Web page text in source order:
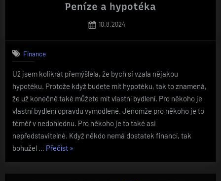
Peníze a hypotéka
Posted
10.8.2024
Finance
Už jsem kolikrát přemýšlela, že bych si vzala nějakou
hypotéku. Protože když budete mít hypotéku, tak to znamená,
že už konečně také můžete mít vlastní bydlení. Pro někoho je
vlastní bydlení opravdu vymodlené. Jenomže pro někoho je to
téměř v nedohlednu. Pro někoho je to také asi
nepředstavitelné. Když někdo nemá dostatek financí, tak
bohužel … Přečíst„Peníze
»